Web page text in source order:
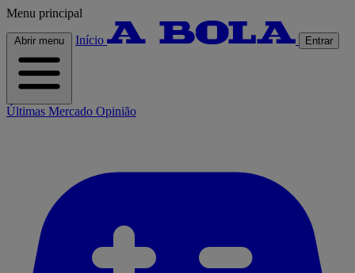
Menu principal
Abrir menu Início Entrar
Últimas Mercado Opinião